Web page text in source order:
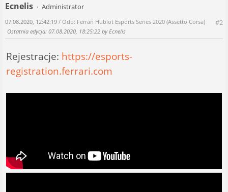
Ecnelis
Administrator
#2
07.08.2020, 12:42:19 / Odp: Ferrari Hublot Esports Series 2020 (Assetto Corsa)
Ostatnia edycja: 07.08.2020, 18:25:22 by Ecnelis
Rejestracje: https://esports-
registration.ferrari.com